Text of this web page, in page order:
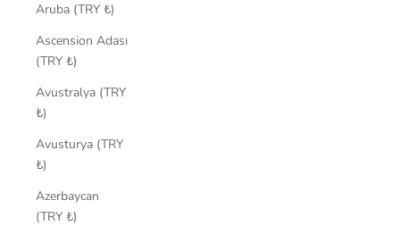
Aruba (TRY ₺)
Ascension Adası
(TRY ₺)
Avustralya (TRY
₺)
Avusturya (TRY
₺)
Azerbaycan
(TRY ₺)